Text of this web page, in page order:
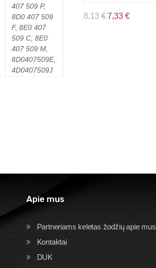
407 509 P,
8D0 407 509
F, 8E0 407
509 C, 8E0
407 509 M,
8D0407509E,
4D0407509J
8,13 €7,33 €
Apie mus
Partneriams keletas žodžių apie mus
Kontaktai
DUK